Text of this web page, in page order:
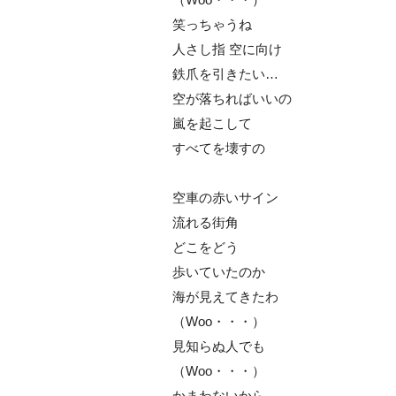
笑っちゃうね
人さし指 空に向け
鉄爪を引きたい…
空が落ちればいいの
嵐を起こして
すべてを壊すの
空車の赤いサイン
流れる街角
どこをどう
歩いていたのか
海が見えてきたわ
（Woo・・・）
見知らぬ人でも
（Woo・・・）